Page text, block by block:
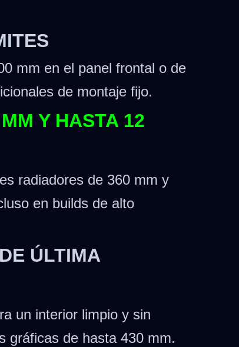
mm en el panel frontal o de
de montaje fijo.
Y HASTA 12
radiadores de 360 mm y
en builds de alto
ÚLTIMA
un interior limpio y sin
gráficas de hasta 430 mm.